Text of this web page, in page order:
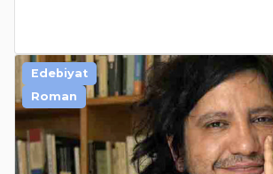
Edebiyat
Roman